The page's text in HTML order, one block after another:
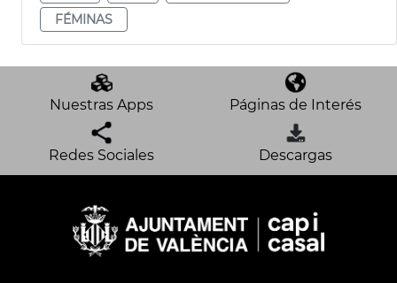
FÉMINAS
Nuestras Apps Páginas de Interés
Redes Sociales Descargas